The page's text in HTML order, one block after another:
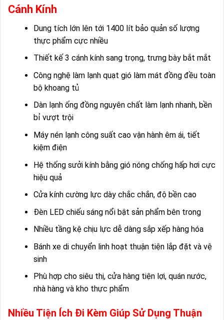
Cánh Kính
Dung tích lớn lên tới 1400 lít bảo quản số lượng
thực phẩm cực nhiều
Thiết kế 3 cánh kính sang trọng, trưng bày bắt mắt
Công nghệ làm lạnh quạt gió làm mát đồng đều toàn
bộ khoang tủ
Dàn lạnh ống đồng nguyên chất làm lạnh nhanh, bền
bỉ vượt trội
Máy nén lạnh công suất cao vận hành êm ái, tiết
kiệm điện
Hệ thống sưởi kính bằng gió nóng chống hấp hơi cực
hiệu quả
Cửa kính cường lực dày chắc chắn, độ bền cao
Đèn LED chiếu sáng nổi bật sản phẩm bên trong
Nhiều tầng kệ chịu lực dễ dàng sắp xếp hàng hóa
Bánh xe di chuyển linh hoạt thuận tiện lắp đặt và vệ
sinh
Phù hợp cho siêu thị, cửa hàng tiện lợi, quán nước,
nhà hàng và kho thực phẩm
Nhiều Tiện Ích Đi Kèm Giúp Sử Dụng Thuận